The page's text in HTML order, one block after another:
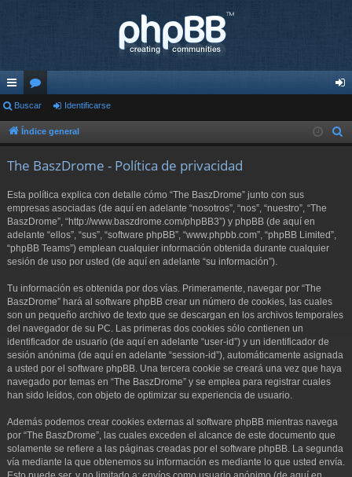
nl
ac
pi
do
s
or
os nti
Buscar Identificarse
Índice general
The BaszDrome - Política de privacidad
Esta política explica con detalle cómo “The BaszDrome” junto con sus
empresas asociadas (de aquí en adelante “nosotros”, “nos”, “nuestro”, “The
BaszDrome”, “http://www.baszdrome.com/phpBB3”) y phpBB (de aquí en
adelante “ellos”, “sus”, “software phpBB”, “www.phpbb.com”, “phpBB Limited”,
“phpBB Teams”) emplean cualquier información obtenida durante cualquier
sesión de uso por usted (de aquí en adelante “su información”).
Tu información es obtenida por dos vías. Primeramente, navegar por “The
BaszDrome” hará al software phpBB crear un número de cookies, las cuales
son un pequeño archivo de texto que se descargan en los archivos temporales
del navegador de su PC. Las primeras dos cookies sólo contienen un
identificador de usuario (de aquí en adelante “user-id”) y un identificador de
sesión anónima (de aquí en adelante “session-id”), automáticamente asignada
a usted por el software phpBB. Una tercera cookie se creará una vez que haya
navegado por temas en “The BaszDrome” y se emplea para registrar cuales
han sido leídos, con objeto de optimizar su experiencia de usuario.
Además podemos crear cookies externas al software phpBB mientras navega
por “The BaszDrome”, las cuales exceden el alcance de este documento que
solamente se refiere a las páginas creadas por el software phpBB. La segunda
vía mediante la que obtenemos su información es mediante lo que usted envía.